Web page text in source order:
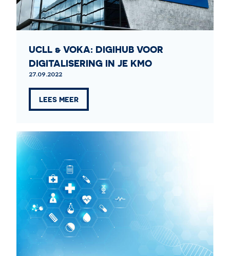
UCLL & VOKA: DIGIHUB VOOR
DIGITALISERING IN JE KMO
27.09.2022
LEES MEER